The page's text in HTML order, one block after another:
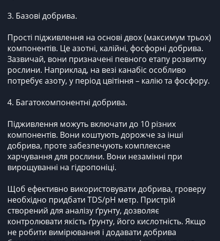
3. Базові добрива.
Прості підживлення на основі двох (максимум трьох)
компонентів. Це азотні, калійні, фосфорні добрива.
Зазвичай, вони призначені певного етапу розвитку
рослини. Наприклад, на везі канабіс особливо
потребує азоту, у період цвітіння – калію та фосфору.
4. Багатокомпонентні добрива.
Підживлення можуть включати до 10 різних
компонентів. Вони коштують дорожче за інші
добрива, проте забезпечують комплексне
харчування для рослини. Вони незамінні при
вирощуванні на гідропоніці.
Щоб ефективно використовувати добрива, гроверу
необхідно придбати TDS/pH метр. Пристрій
створений для аналізу ґрунту, дозволяє
контролювати якість ґрунту, його кислотність. Якщо
не робити вимірювання і додавати добрива